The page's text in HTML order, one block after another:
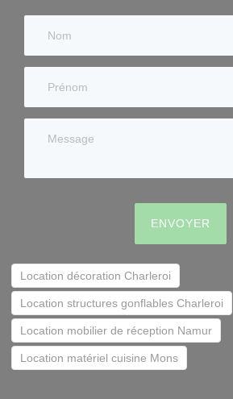
ENVOYER
Location décoration Charleroi
Location structures gonflables Charleroi
Location mobilier de réception Namur
Location matériel cuisine Mons